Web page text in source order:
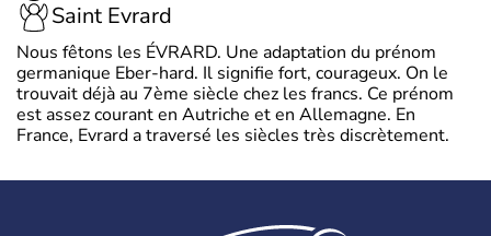
Saint Evrard
Nous fêtons les ÉVRARD. Une adaptation du prénom
germanique Eber-hard. Il signifie fort, courageux. On le
trouvait déjà au 7ème siècle chez les francs. Ce prénom
est assez courant en Autriche et en Allemagne. En
France, Evrard a traversé les siècles très discrètement.